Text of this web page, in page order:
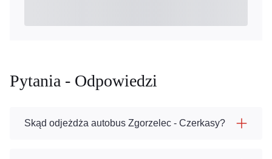
Pytania - Odpowiedzi
Skąd odjeżdża autobus Zgorzelec - Czerkasy?